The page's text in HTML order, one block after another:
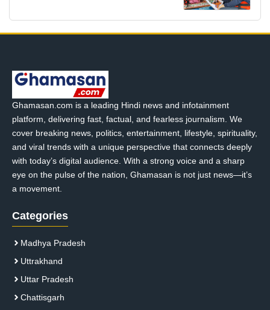
Ghamasan.com is a leading Hindi news and infotainment
platform, delivering fast, factual, and fearless journalism. We
cover breaking news, politics, entertainment, lifestyle, spirituality,
and viral trends with a unique perspective that connects deeply
with today’s digital audience. With a strong voice and a sharp
eye on the pulse of the nation, Ghamasan is not just news—it’s
a movement.
Categories
Madhya Pradesh
Uttrakhand
Uttar Pradesh
Chattisgarh